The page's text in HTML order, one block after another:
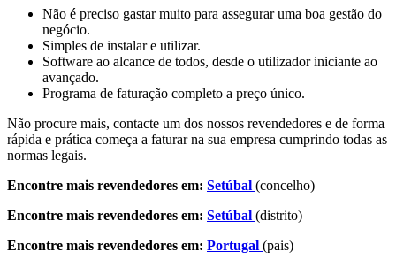
Não é preciso gastar muito para assegurar uma boa gestão do
negócio.
Simples de instalar e utilizar.
Software ao alcance de todos, desde o utilizador iniciante ao
avançado.
Programa de faturação completo a preço único.
Não procure mais, contacte um dos nossos revendedores e de forma
rápida e prática começa a faturar na sua empresa cumprindo todas as
normas legais.
Encontre mais revendedores em: Setúbal (concelho)
Encontre mais revendedores em: Setúbal (distrito)
Encontre mais revendedores em: Portugal (pais)